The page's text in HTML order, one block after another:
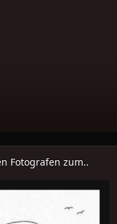
Fotografen zum..